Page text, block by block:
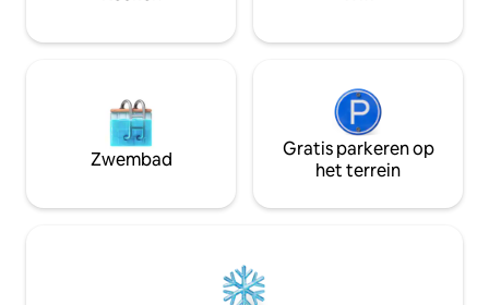
Zwembad
Gratis parkeren op
het terrein